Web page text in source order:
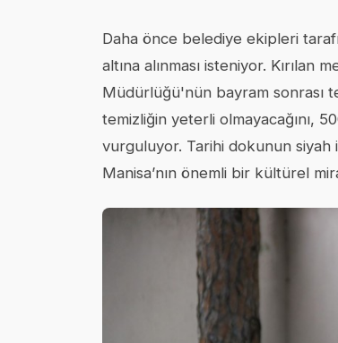
Daha önce belediye ekipleri
altına alınması isteniyor.
Müdürlüğü'nün bayram sonrası
temizliğin yeterli olmayacağını,
vurguluyor. Tarihi dokunun siyah
Manisa’nın önemli bir kültürel